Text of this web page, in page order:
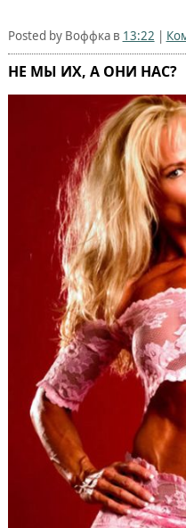
Posted by Воффка в 13:22 |
НЕ МЫ ИХ, А ОНИ НАС?